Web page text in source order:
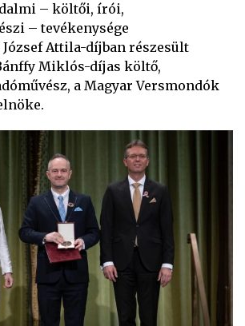
– költői, írói,
– tevékenysége
Attila-díjban részesült
Miklós-díjas költő,
a Magyar Versmondók